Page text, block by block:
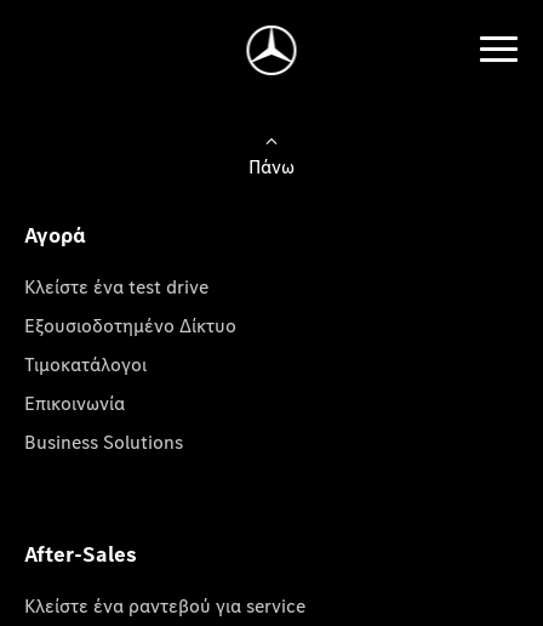
Πάνω
Αγορά
Κλείστε ένα test drive
Εξουσιοδοτημένο Δίκτυο
Τιμοκατάλογοι
Επικοινωνία
Business Solutions
After-Sales
Κλείστε ένα ραντεβού για service